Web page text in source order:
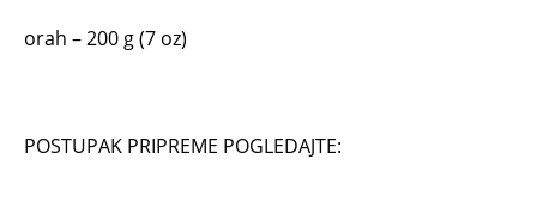
orah – 200 g (7 oz)
POSTUPAK PRIPREME POGLEDAJTE: